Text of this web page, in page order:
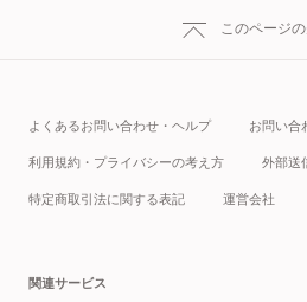
このページ
よくあるお問い合わせ・ヘルプ お問い合
利用規約・プライバシーの考え方 外部送
特定商取引法に関する表記 運営会社
関連サービス